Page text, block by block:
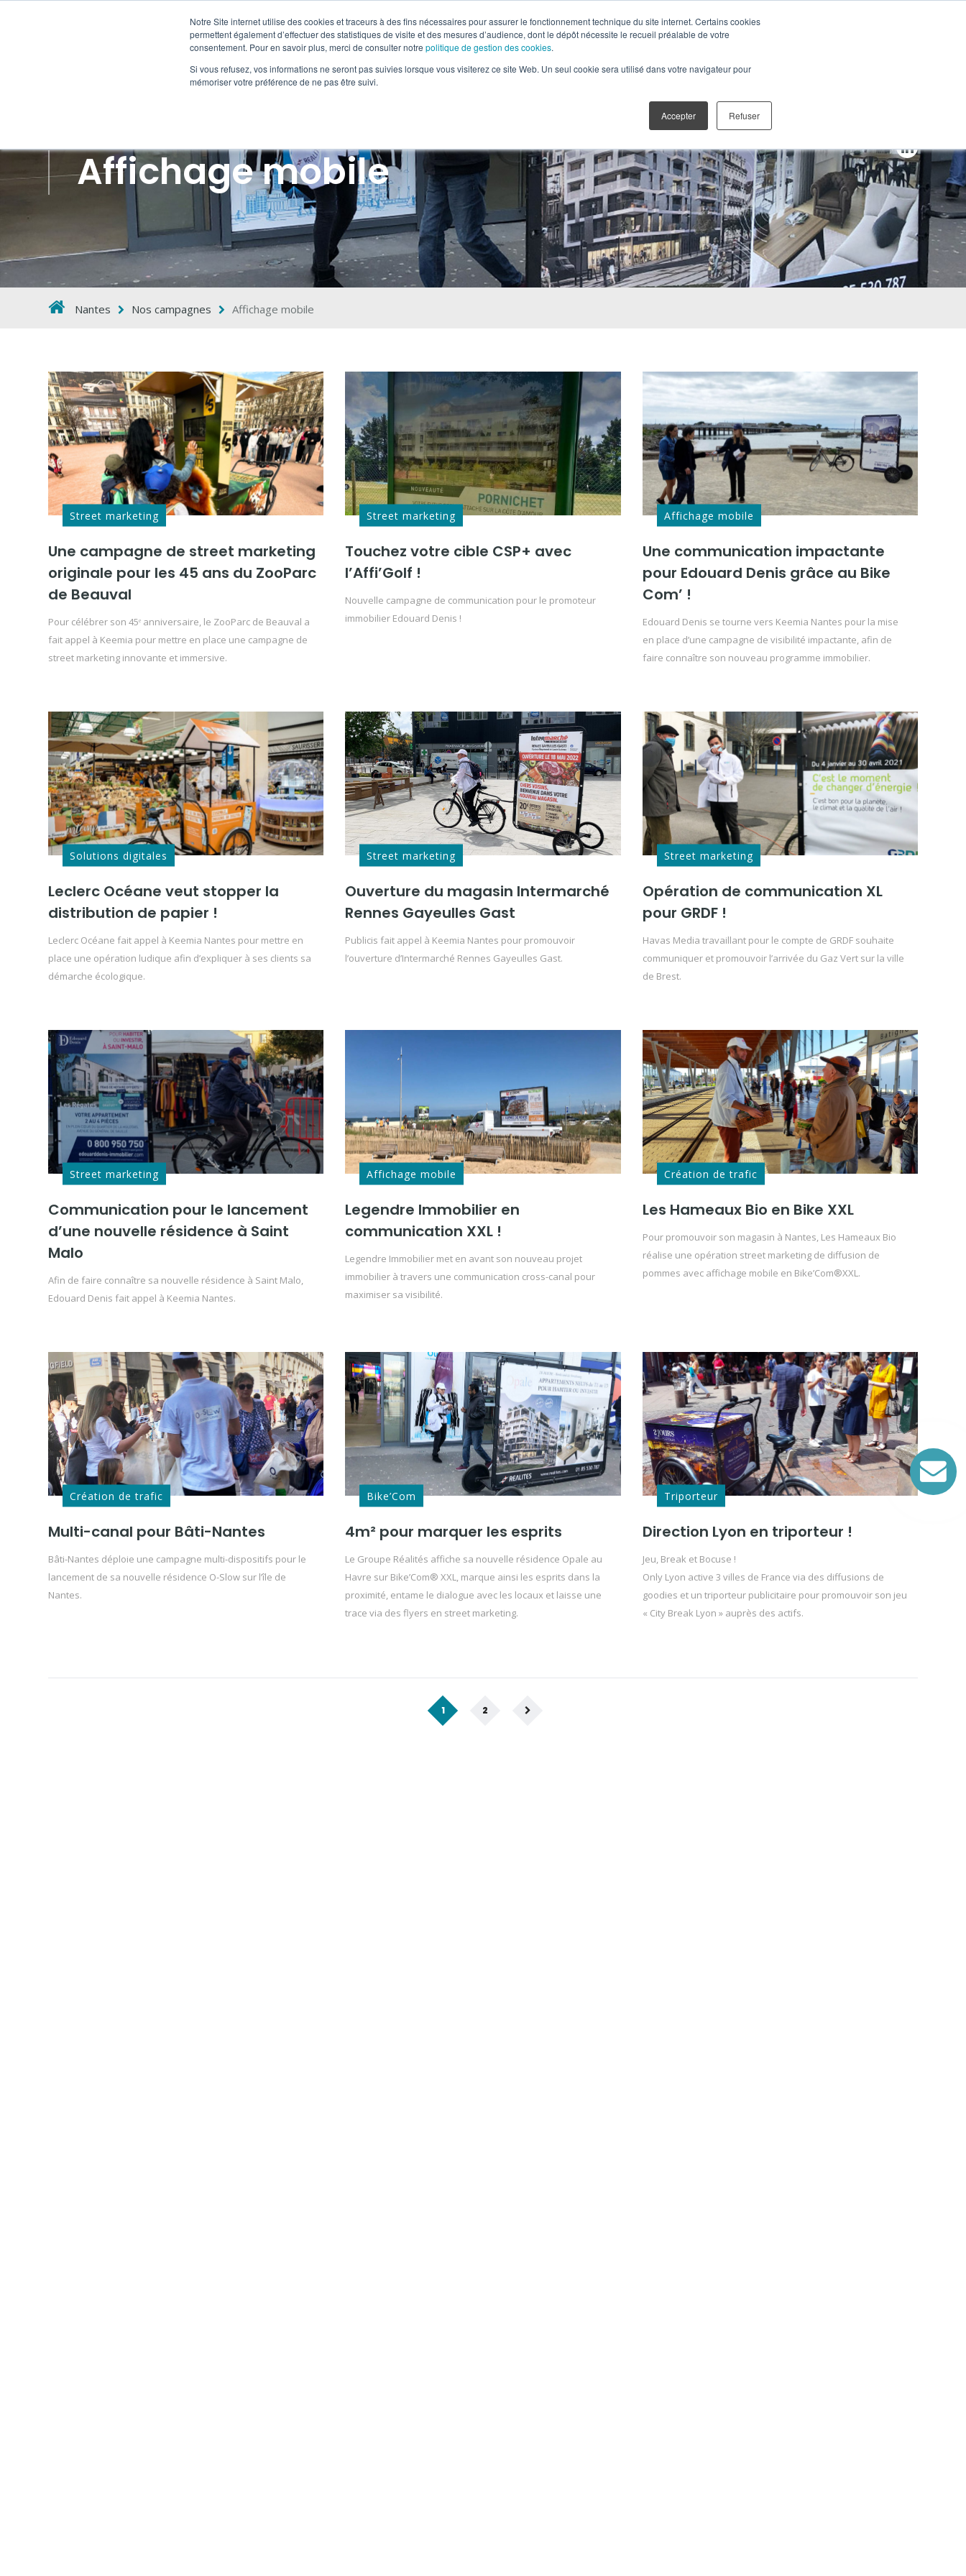
Notre Site internet utilise des cookies et traceurs à des fins nécessaires pour assurer le fonctionnement technique du site internet. Certains cookies
permettent également d’effectuer des statistiques de visite et des mesures d’audience, dont le dépôt nécessite le recueil préalable de votre
consentement. Pour en savoir plus, merci de consulter notre politique de gestion des cookies.
Si vous refusez, vos informations ne seront pas suivies lorsque vous visiterez ce site Web. Un seul cookie sera utilisé dans votre navigateur pour
mémoriser votre préférence de ne pas être suivi.
Accepter Refuser
HORS-MÉDIA & OOH RETAIL MARKETING SOLUTIONS DIGITALES
Affichage mobile
Nantes Nos campagnes Affichage mobile
Street marketing
Une campagne de street marketing
originale pour les 45 ans du ZooParc
de Beauval
Pour célébrer son 45ᵉ anniversaire, le ZooParc de Beauval a
fait appel à Keemia pour mettre en place une campagne de
street marketing innovante et immersive.
Street marketing
Touchez votre cible CSP+ avec
l’Affi’Golf !
Nouvelle campagne de communication pour le promoteur
immobilier Edouard Denis !
Affichage mobile
Une communication impactante
pour Edouard Denis grâce au Bike
Com’ !
Edouard Denis se tourne vers Keemia Nantes pour la mise
en place d’une campagne de visibilité impactante, afin de
faire connaître son nouveau programme immobilier.
Solutions digitales
Leclerc Océane veut stopper la
distribution de papier !
Leclerc Océane fait appel à Keemia Nantes pour mettre en
place une opération ludique afin d’expliquer à ses clients sa
démarche écologique.
Street marketing
Ouverture du magasin Intermarché
Rennes Gayeulles Gast
Publicis fait appel à Keemia Nantes pour promouvoir
l’ouverture d’Intermarché Rennes Gayeulles Gast.
Street marketing
Opération de communication XL
pour GRDF !
Havas Media travaillant pour le compte de GRDF souhaite
communiquer et promouvoir l’arrivée du Gaz Vert sur la ville
de Brest.
Street marketing
Communication pour le lancement
d’une nouvelle résidence à Saint
Malo
Afin de faire connaître sa nouvelle résidence à Saint Malo,
Edouard Denis fait appel à Keemia Nantes.
Affichage mobile
Legendre Immobilier en
communication XXL !
Legendre Immobilier met en avant son nouveau projet
immobilier à travers une communication cross-canal pour
maximiser sa visibilité.
Création de trafic
Les Hameaux Bio en Bike XXL
Pour promouvoir son magasin à Nantes, Les Hameaux Bio
réalise une opération street marketing de diffusion de
pommes avec affichage mobile en Bike’Com®XXL.
Création de trafic
Multi-canal pour Bâti-Nantes
Bâti-Nantes déploie une campagne multi-dispositifs pour le
lancement de sa nouvelle résidence O-Slow sur l’île de
Nantes.
Bike’Com
4m² pour marquer les esprits
Le Groupe Réalités affiche sa nouvelle résidence Opale au
Havre sur Bike’Com® XXL, marque ainsi les esprits dans la
proximité, entame le dialogue avec les locaux et laisse une
trace via des flyers en street marketing.
Triporteur
Direction Lyon en triporteur !
Jeu, Break et Bocuse !
Only Lyon active 3 villes de France via des diffusions de
goodies et un triporteur publicitaire pour promouvoir son jeu
« City Break Lyon » auprès des actifs.
1 2